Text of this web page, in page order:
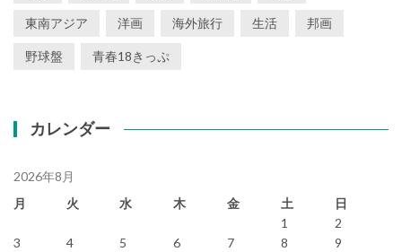
東南アジア 洋画 海外旅行 生活 邦画
野球盤 青春18きっぷ
カレンダー
2026年8月
月
火 水 木 金 土
日
1
2
3
4 5 6 7 8
9